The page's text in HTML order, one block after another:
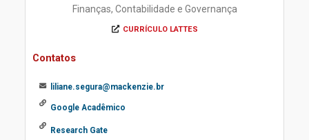
Finanças, Contabilidade e Governança
CURRÍCULO LATTES
Contatos
liliane.segura@mackenzie.br
Google Acadêmico
Research Gate